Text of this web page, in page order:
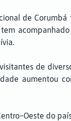
de
de
aumentou
Oeste do